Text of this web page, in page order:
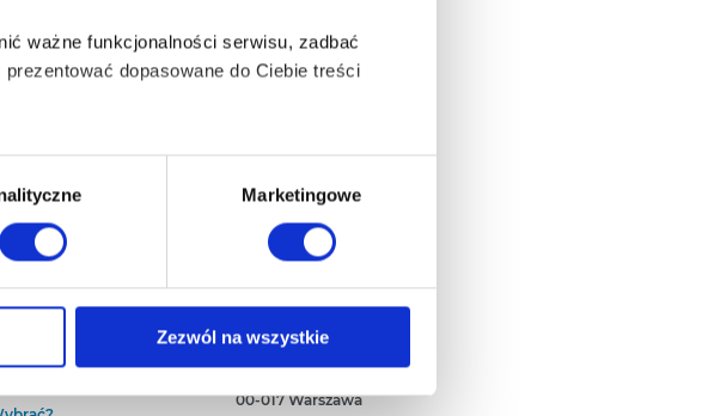
ważne funkcjonalności serwisu, zadbać
dopasowane do Ciebie treści
serwisu - są także takie, które wymagają
Marketingowe
Zezwól na wszystkie
Empik S.A
00-017 Warszawa